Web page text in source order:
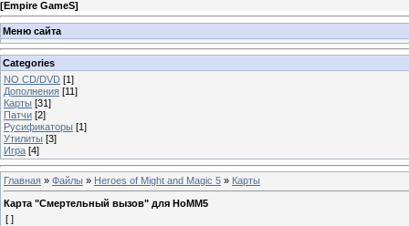
[Empire GameS]
Меню сайта
Categories
NO CD/DVD [1]
Дополнения [11]
Карты [31]
Патчи [2]
Русификаторы [1]
Утилиты [3]
Игра [4]
Главная » Файлы » Heroes of Might and Magic 5 » Карты
Карта "Смертельный вызов" для HoMM5
[ ]